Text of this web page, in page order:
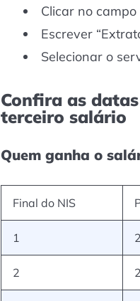
Clicar no campo
Escrever
Selecionar o
Confira as
terceiro salário
Quem ganha o
Final do NIS
1
2